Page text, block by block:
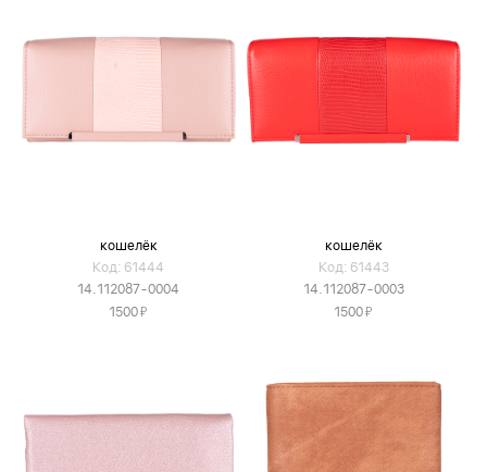
кошелёк
Код: 61444
14.112087-0004
1500Я
кошелёк
Код: 61443
14.112087-0003
1500Я